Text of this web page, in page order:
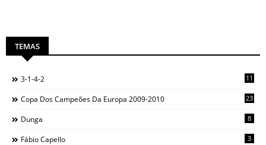
TEMAS
3-1-4-2 11
Copa Dos Campeões Da Europa 2009-2010 23
Dunga 8
Fábio Capello 3